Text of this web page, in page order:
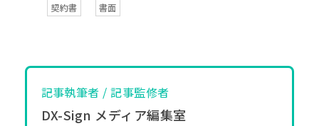
契約書 書面
記事執筆者 / 記事監修者
DX-Sign メディア編集室